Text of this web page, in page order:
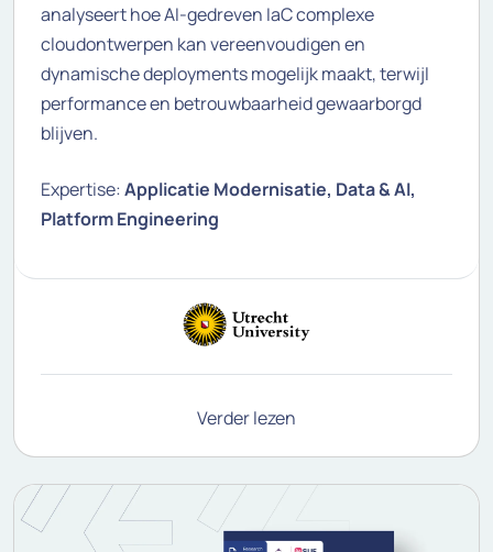
analyseert hoe AI-gedreven IaC complexe
cloudontwerpen kan vereenvoudigen en
dynamische deployments mogelijk maakt, terwijl
performance en betrouwbaarheid gewaarborgd
blijven.
Expertise:Applicatie Modernisatie, Data & AI,
Platform Engineering
Verder lezen